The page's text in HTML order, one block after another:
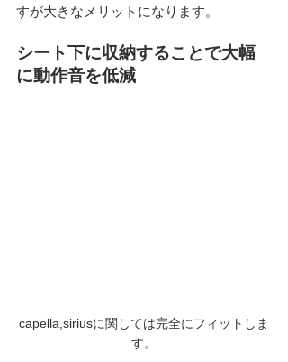
すが大きなメリットになります。
シート下に収納することで大幅
に動作音を低減
capella,siriusに関しては完全にフィットしま
す。